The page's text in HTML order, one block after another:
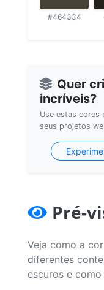
#464334
Quer
incríveis?
Use estas cores
seus projetos
Pré-
Veja como a cor
diferentes
escuros e